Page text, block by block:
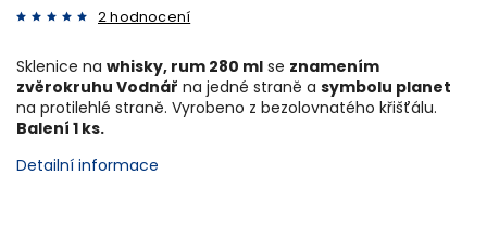
2 hodnocení
Sklenice na whisky, rum 280 ml se znamením
zvěrokruhu Vodnář na jedné straně a symbolu planet
na protilehlé straně. Vyrobeno z bezolovnatého křišťálu.
Balení 1 ks.
Detailní informace